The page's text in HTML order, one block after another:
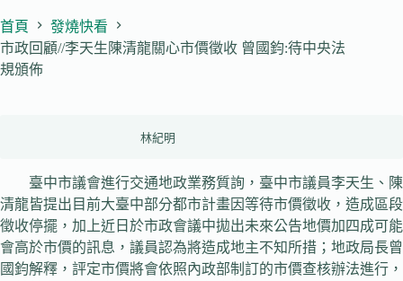
首頁
發燒快看
市政回顧//李天生陳清龍關心市價徵收 曾國鈞:待中央法
規頒佈
                 林紀明
臺中市議會進行交通地政業務質詢，臺中市議員李天生、陳
清龍皆提出目前大臺中部分都市計畫因等待市價徵收，造成區段
徵收停擺，加上近日於市政會議中拋出未來公告地價加四成可能
會高於市價的訊息，議員認為將造成地主不知所措；地政局長曾
國鈞解釋，評定市價將會依照內政部制訂的市價查核辦法進行，